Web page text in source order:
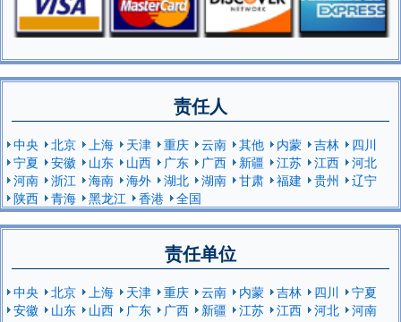
责任人
中央 北京 上海 天津 重庆 云南 其他 内蒙 吉林
四川
宁夏
安徽 山东 山西 广东 广西 新疆 江苏 江西
河北
河南
浙江 海南 海外 湖北 湖南 甘肃 福建 贵州
辽宁
陕西
青海 黑龙江 香港 全国
责任单位
中央 北京 上海 天津 重庆 云南 内蒙 吉林 四川
宁夏
安徽
山东 山西 广东 广西 新疆 江苏 江西 河北
河南